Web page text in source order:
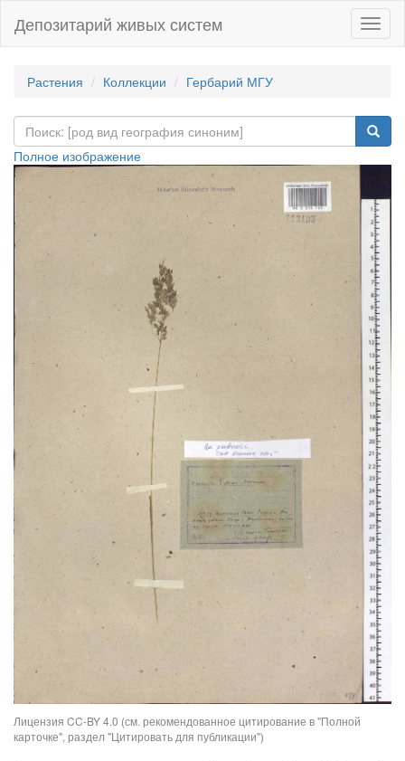
Депозитарий живых систем
Растения Коллекции Гербарий МГУ
Полное изображение
Лицензия CC-BY 4.0 (см. рекомендованное цитирование в "Полной
карточке", раздел "Цитировать для публикации")